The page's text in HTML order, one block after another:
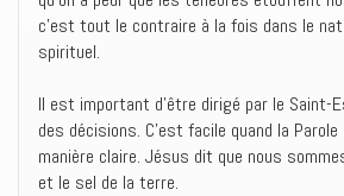
c’est tout le contraire à la fois dans le
spirituel.
Il est important d’être dirigé par le Saint-
des décisions. C’est facile quand la Parole
manière claire. Jésus dit que nous
et le sel de la terre.